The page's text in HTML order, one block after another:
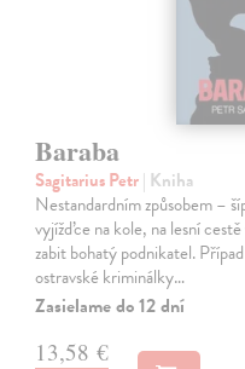
Baraba
Sagitarius Petr| Kniha
Nestandardním způsobem –
vyjížďce na kole, na lesní
zabit bohatý podnikatel.
ostravské kriminálky…
Zasielame do 12 dní
13,58 €